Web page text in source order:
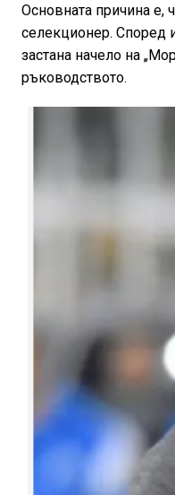
Основната причина е,
селекционер. Според
застана начело на
ръководството.